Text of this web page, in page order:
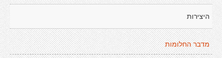
היצירות
מדבר החלומות